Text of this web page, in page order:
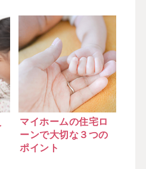
マイホームの住宅ロ
ーンで大切な３つの
ポイント